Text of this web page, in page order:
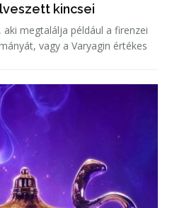
kincsei
megtalálja például a firenzei
vagy a Varyagin értékes